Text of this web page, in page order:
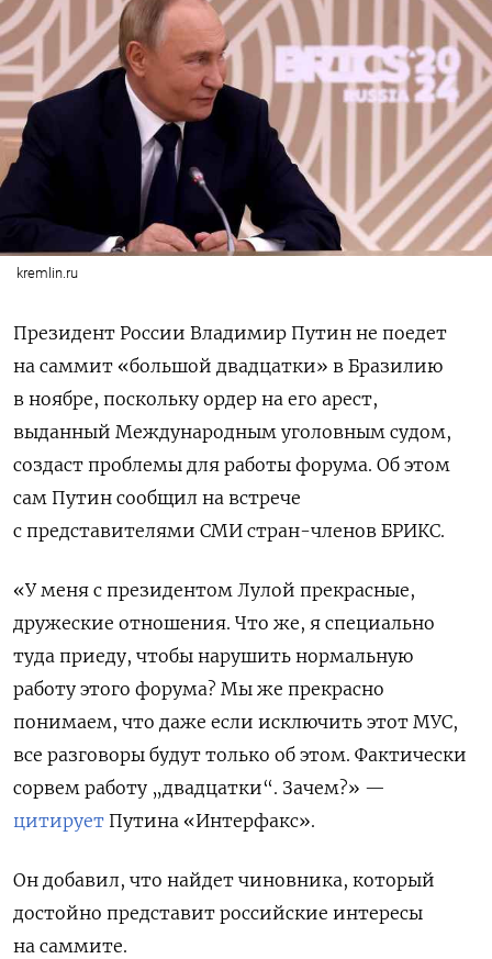
kremlin.ru
Президент России Владимир Путин не поедет
на саммит «большой двадцатки» в Бразилию
в ноябре, поскольку ордер на его арест,
выданный Международным уголовным судом,
создаст проблемы для работы форума. Об этом
сам Путин сообщил на встрече
с представителями СМИ стран-членов БРИКС.
«У меня с президентом Лулой прекрасные,
дружеские отношения. Что же, я специально
туда приеду, чтобы нарушить нормальную
работу этого форума? Мы же прекрасно
понимаем, что даже если исключить этот МУС,
все разговоры будут только об этом. Фактически
сорвем работу „двадцатки“. Зачем?» —
цитирует Путина «Интерфакс».
Он добавил, что найдет чиновника, который
достойно представит российские интересы
на саммите.